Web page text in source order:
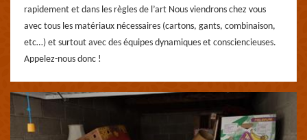
rapidement et dans les règles de l’art Nous viendrons chez vous
avec tous les matériaux nécessaires (cartons, gants, combinaison,
etc…) et surtout avec des équipes dynamiques et consciencieuses.
Appelez-nous donc !